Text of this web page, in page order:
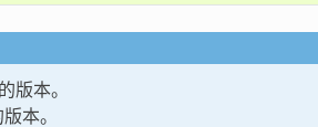
版本。
本。